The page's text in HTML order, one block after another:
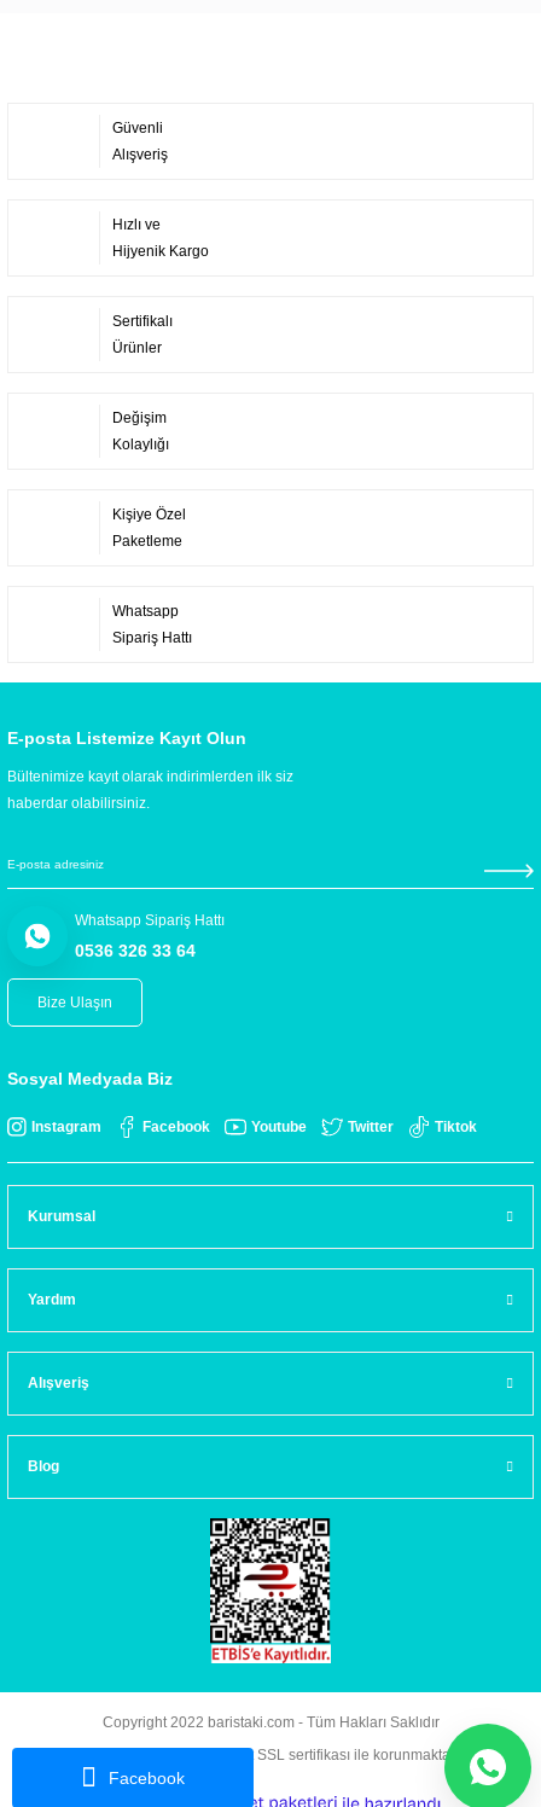
Facebook
Güvenli
Alışveriş
Hızlı ve
Hijyenik Kargo
Sertifikalı
Ürünler
Değişim
Kolaylığı
Kişiye Özel
Paketleme
Whatsapp
Sipariş Hattı
E-posta Listemize Kayıt Olun
Bültenimize kayıt olarak indirimlerden ilk siz
haberdar olabilirsiniz.
Whatsapp Sipariş Hattı
0536 326 33 64
Bize Ulaşın
Sosyal Medyada Biz
Instagram Facebook Youtube Twitter Tiktok
Kurumsal
Yardım
Alışveriş
Blog
Copyright 2022 baristaki.com - Tüm Hakları Saklıdır
Kredi kartı bilgileriniz 256bit SSL sertifikası ile korunmaktadır.
e- ile